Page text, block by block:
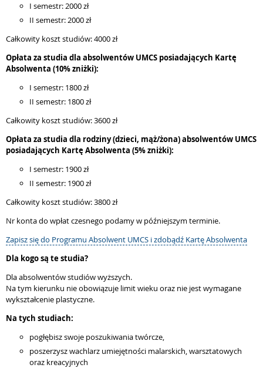
I semestr: 2000 zł
II semestr: 2000 zł
Całkowity koszt studiów: 4000 zł
Opłata za studia dla absolwentów UMCS posiadających Kartę
Absolwenta (10% zniżki):
I semestr: 1800 zł
II semestr: 1800 zł
Całkowity koszt studiów: 3600 zł
Opłata za studia dla rodziny (dzieci, mąż/żona) absolwentów UMCS
posiadających Kartę Absolwenta (5% zniżki):
I semestr: 1900 zł
II semestr: 1900 zł
Całkowity koszt studiów: 3800 zł
Nr konta do wpłat czesnego podamy w późniejszym terminie.
Zapisz się do Programu Absolwent UMCS i zdobądź Kartę Absolwenta
Dla kogo są te studia?
Dla absolwentów studiów wyższych.
Na tym kierunku nie obowiązuje limit wieku oraz nie jest wymagane
wykształcenie plastyczne.
Na tych studiach:
pogłębisz swoje poszukiwania twórcze,
poszerzysz wachlarz umiejętności malarskich, warsztatowych
oraz kreacyjnych